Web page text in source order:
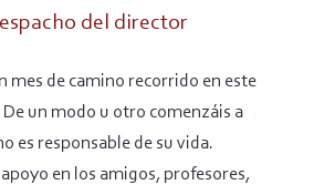
del director
de camino recorrido en este
un modo u otro comenzáis a
es responsable de su vida.
en los amigos, profesores,